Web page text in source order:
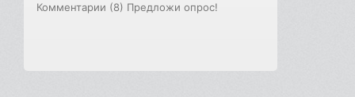
Комментарии (8) Предложи опрос!